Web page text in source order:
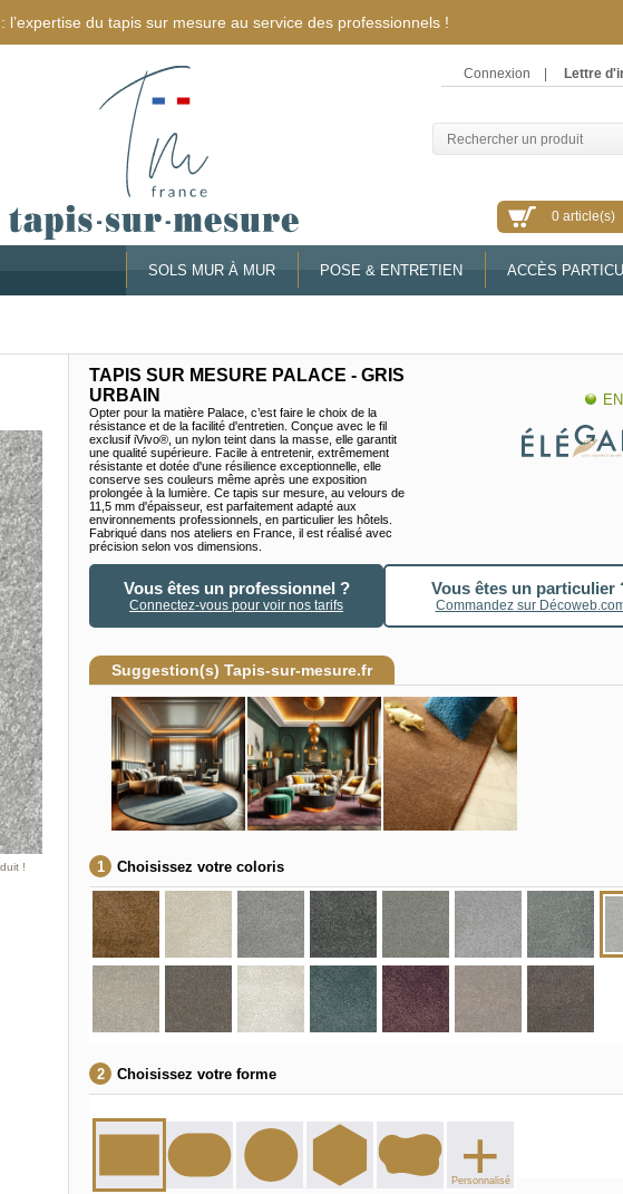
l’expertise du tapis sur mesure au service des professionnels !
Connexion Lettre
0 article(s)
SOLS MUR À MUR POSE & ENTRETIEN ACCÈS
!
TAPIS SUR MESURE PALACE - GRIS
URBAIN
Opter pour la matière Palace, c’est faire le choix de la
résistance et de la facilité d'entretien. Conçue avec le fil
exclusif iVivo®, un nylon teint dans la masse, elle garantit
une qualité supérieure. Facile à entretenir, extrêmement
résistante et dotée d'une résilience exceptionnelle, elle
conserve ses couleurs même après une exposition
prolongée à la lumière. Ce tapis sur mesure, au velours de
11,5 mm d'épaisseur, est parfaitement adapté aux
environnements professionnels, en particulier les hôtels.
Fabriqué dans nos ateliers en France, il est réalisé avec
précision selon vos dimensions.
Vous êtes un professionnel ?
Connectez-vous pour voir nos tarifs
Vous êtes un particulier
Commandez sur
Suggestion(s) Tapis-sur-mesure.fr
Choisissez votre coloris
Choisissez votre forme
+
Personnalisé